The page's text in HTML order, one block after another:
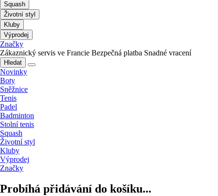
Squash
Životní styl
Kluby
Výprodej
Značky
Zákaznický servis ve Francie Bezpečná platba Snadné vracení
Hledat
Novinky
Boty
Sněžnice
Tenis
Padel
Badminton
Stolní tenis
Squash
Životní styl
Kluby
Výprodej
Značky
Probíhá přidávání do košíku...